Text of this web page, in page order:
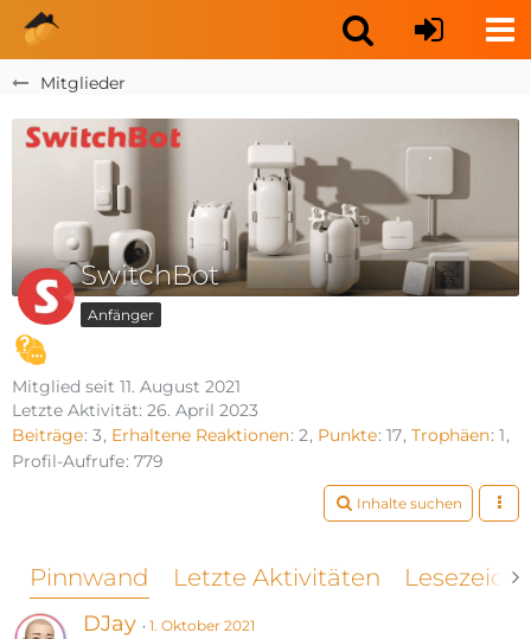
Mitglieder
SwitchBot
Anfänger
Mitglied seit 11. August 2021
Letzte Aktivität: 26. April 2023
Beiträge 3 Erhaltene Reaktionen 2 Punkte 17 Trophäen 1
Profil-Aufrufe 779
Inhalte suchen
Pinnwand Letzte Aktivitäten
DJay 1. Oktober 2021